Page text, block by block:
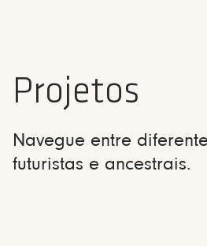
Projetos
Navegue entre
futuristas e ancestrais.